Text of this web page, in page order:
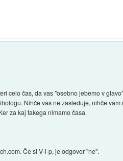
celo čas, da vas "osebno jebemo v
Nihče vas ne zasleduje, nihče
za kaj takega nimamo časa.
Če si V-i-p, je odgovor "ne".